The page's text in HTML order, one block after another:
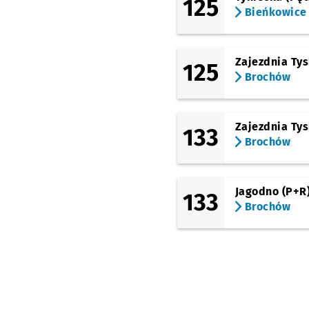
Kolejowa) NŻPrzystanek
(Centralna)
(Chińska)
Brochów
125
Bieńkowice
125
Zajezdnia
Brochów
133
Zajezdnia
Brochów
133
Jagodno
Brochów